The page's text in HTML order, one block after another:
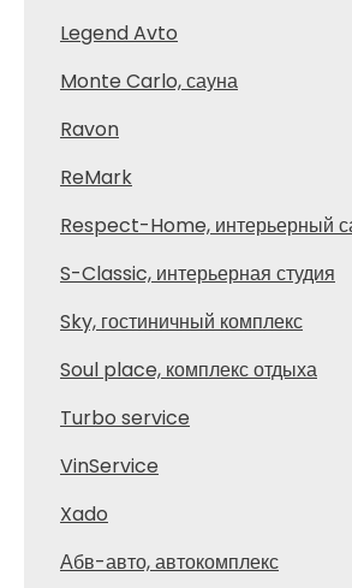
Legend Avto
Monte Carlo, сауна
Ravon
ReMark
Respect-Home, интерьерный
S-Classic, интерьерная студия
Sky, гостиничный комплекс
Soul place, комплекс отдыха
Turbo service
VinService
Xado
Абв-авто, автокомплекс